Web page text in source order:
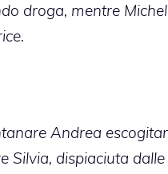
droga, mentre
Andrea
Silvia, dispiaciuta